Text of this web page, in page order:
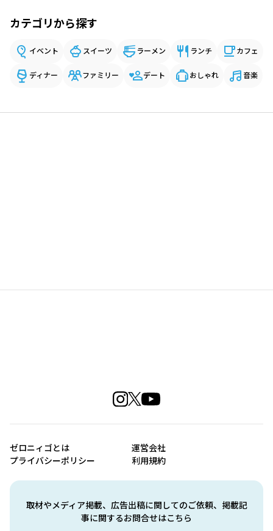
カテゴリから探す
イベント スイーツ ラーメン ランチ カフェ
ディナー ファミリー デート おしゃれ 音楽
取材やメディア掲載、広告出稿に関してのご依頼、掲載記
事に関するお問合せはこちら
ゼロニィゴとは
運営会社
プライバシーポリシー
利用規約